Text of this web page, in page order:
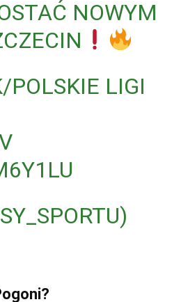
NOWYM
POLSKIE LIGI